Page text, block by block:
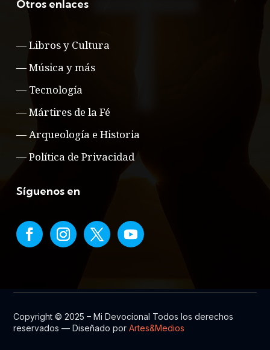
Otros enlaces
—Libros y Cultura
—Música y más
— Tecnología
—Mártires de la Fé
—Arqueología e Historia
—Política de Privacidad
Síguenos en
Copyright © 2025 – Mi Devocional Todos los derechos
reservados — Diseñado porArtes&Medios